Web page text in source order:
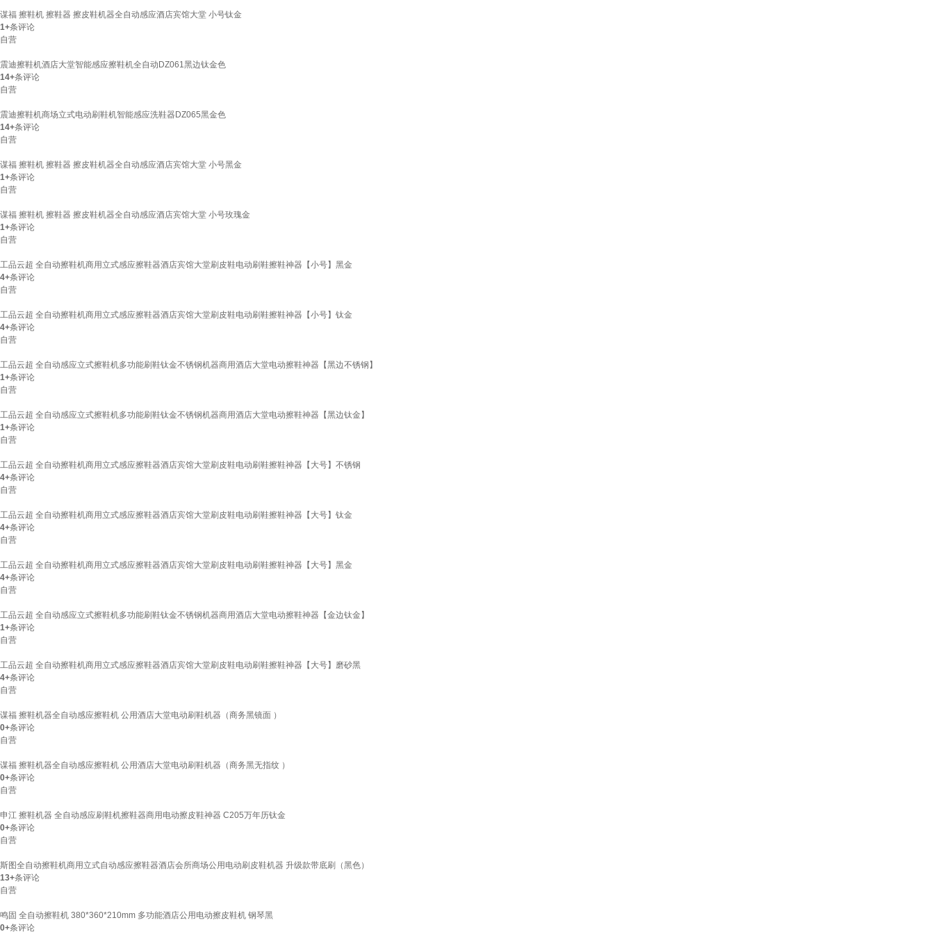
谋福 擦鞋机 擦鞋器 擦皮鞋机器全自动感应酒店宾馆大堂 小号钛金
1+条评论
自营
震迪擦鞋机酒店大堂智能感应擦鞋机全自动DZ061黑边钛金色
14+条评论
自营
震迪擦鞋机商场立式电动刷鞋机智能感应洗鞋器DZ065黑金色
14+条评论
自营
谋福 擦鞋机 擦鞋器 擦皮鞋机器全自动感应酒店宾馆大堂 小号黑金
1+条评论
自营
谋福 擦鞋机 擦鞋器 擦皮鞋机器全自动感应酒店宾馆大堂 小号玫瑰金
1+条评论
自营
工品云超 全自动擦鞋机商用立式感应擦鞋器酒店宾馆大堂刷皮鞋电动刷鞋擦鞋神器【小号】黑金
4+条评论
自营
工品云超 全自动擦鞋机商用立式感应擦鞋器酒店宾馆大堂刷皮鞋电动刷鞋擦鞋神器【小号】钛金
4+条评论
自营
工品云超 全自动感应立式擦鞋机多功能刷鞋钛金不锈钢机器商用酒店大堂电动擦鞋神器【黑边不锈钢】
1+条评论
自营
工品云超 全自动感应立式擦鞋机多功能刷鞋钛金不锈钢机器商用酒店大堂电动擦鞋神器【黑边钛金】
1+条评论
自营
工品云超 全自动擦鞋机商用立式感应擦鞋器酒店宾馆大堂刷皮鞋电动刷鞋擦鞋神器【大号】不锈钢
4+条评论
自营
工品云超 全自动擦鞋机商用立式感应擦鞋器酒店宾馆大堂刷皮鞋电动刷鞋擦鞋神器【大号】钛金
4+条评论
自营
工品云超 全自动擦鞋机商用立式感应擦鞋器酒店宾馆大堂刷皮鞋电动刷鞋擦鞋神器【大号】黑金
4+条评论
自营
工品云超 全自动感应立式擦鞋机多功能刷鞋钛金不锈钢机器商用酒店大堂电动擦鞋神器【金边钛金】
1+条评论
自营
工品云超 全自动擦鞋机商用立式感应擦鞋器酒店宾馆大堂刷皮鞋电动刷鞋擦鞋神器【大号】磨砂黑
4+条评论
自营
谋福 擦鞋机器全自动感应擦鞋机 公用酒店大堂电动刷鞋机器（商务黑镜面 ）
0+条评论
自营
谋福 擦鞋机器全自动感应擦鞋机 公用酒店大堂电动刷鞋机器（商务黑无指纹 ）
0+条评论
自营
申江 擦鞋机器 全自动感应刷鞋机擦鞋器商用电动擦皮鞋神器 C205万年历钛金
0+条评论
自营
斯图全自动擦鞋机商用立式自动感应擦鞋器酒店会所商场公用电动刷皮鞋机器 升级款带底刷（黑色）
13+条评论
自营
鸣固 全自动擦鞋机 380*360*210mm 多功能酒店公用电动擦皮鞋机 钢琴黑
0+条评论